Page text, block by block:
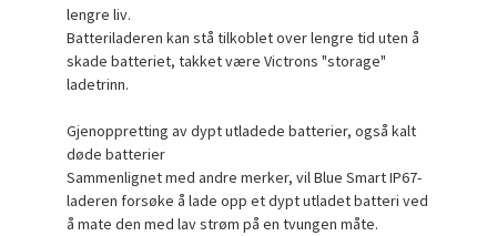
lengre liv.
Batteriladeren kan stå tilkoblet over lengre tid uten å
skade batteriet, takket være Victrons "storage"
ladetrinn.
Gjenoppretting av dypt utladede batterier, også kalt
døde batterier
Sammenlignet med andre merker, vil Blue Smart IP67-
laderen forsøke å lade opp et dypt utladet batteri ved
å mate den med lav strøm på en tvungen måte.